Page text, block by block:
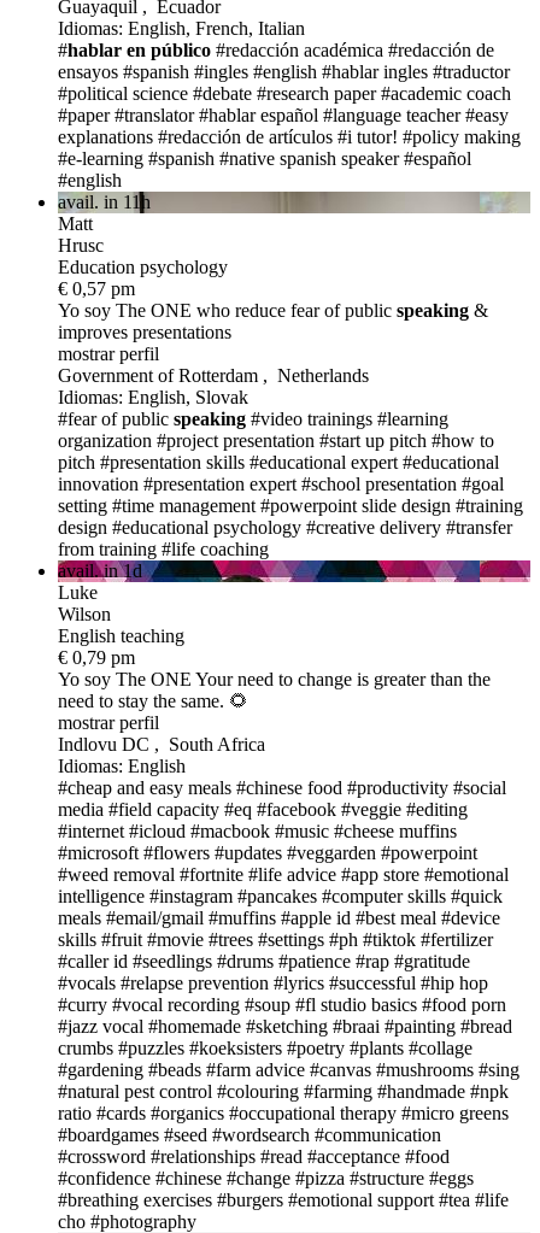
Guayaquil , Ecuador
Idiomas: English, French, Italian
#hablar en público #redacción académica #redacción de
ensayos #spanish #ingles #english #hablar ingles #traductor
#political science #debate #research paper #academic coach
#paper #translator #hablar español #language teacher #easy
explanations #redacción de artículos #i tutor! #policy making
#e-learning #spanish #native spanish speaker #español
#english
avail. in 11h
Matt
Hrusc
Education psychology
€ 0,57 pm
Yo soy The ONE who reduce fear of public speaking &
improves presentations
mostrar perfil
Government of Rotterdam , Netherlands
Idiomas: English, Slovak
#fear of public speaking #video trainings #learning
organization #project presentation #start up pitch #how to
pitch #presentation skills #educational expert #educational
innovation #presentation expert #school presentation #goal
setting #time management #powerpoint slide design #training
design #educational psychology #creative delivery #transfer
from training #life coaching
avail. in 1d
Luke
Wilson
English teaching
€ 0,79 pm
Yo soy The ONE Your need to change is greater than the
need to stay the same. 🌻
mostrar perfil
Indlovu DC , South Africa
Idiomas: English
#cheap and easy meals #chinese food #productivity #social
media #field capacity #eq #facebook #veggie #editing
#internet #icloud #macbook #music #cheese muffins
#microsoft #flowers #updates #veggarden #powerpoint
#weed removal #fortnite #life advice #app store #emotional
intelligence #instagram #pancakes #computer skills #quick
meals #email/gmail #muffins #apple id #best meal #device
skills #fruit #movie #trees #settings #ph #tiktok #fertilizer
#caller id #seedlings #drums #patience #rap #gratitude
#vocals #relapse prevention #lyrics #successful #hip hop
#curry #vocal recording #soup #fl studio basics #food porn
#jazz vocal #homemade #sketching #braai #painting #bread
crumbs #puzzles #koeksisters #poetry #plants #collage
#gardening #beads #farm advice #canvas #mushrooms #sing
#natural pest control #colouring #farming #handmade #npk
ratio #cards #organics #occupational therapy #micro greens
#boardgames #seed #wordsearch #communication
#crossword #relationships #read #acceptance #food
#confidence #chinese #change #pizza #structure #eggs
#breathing exercises #burgers #emotional support #tea #life
cho #photography